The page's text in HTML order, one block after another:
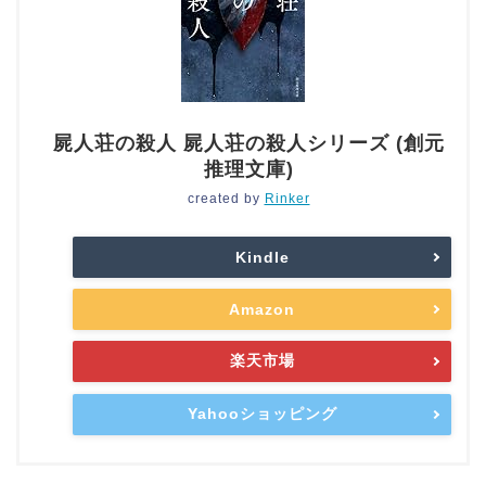
屍人荘の殺人 屍人荘の殺人シリーズ (創元
推理文庫)
created by Rinker
Kindle
Amazon
楽天市場
Yahooショッピング